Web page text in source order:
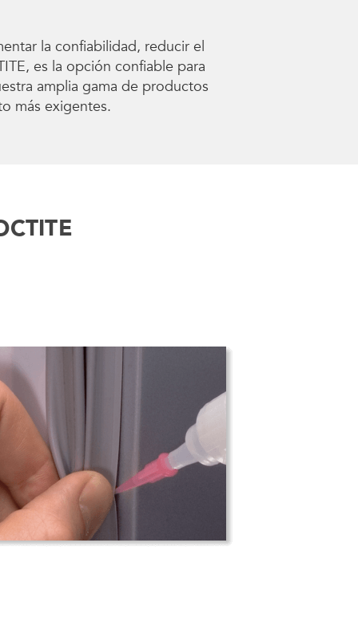
la confiabilidad, reducir el
es la opción confiable para
amplia gama de productos
más exigentes.